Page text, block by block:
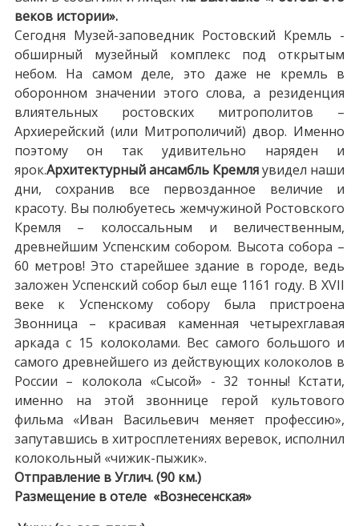
веков истории».
Сегодня Музей-заповедник Ростовский Кремль -
обширный музейный комплекс под открытым
небом. На самом деле, это даже не кремль в
оборонном значении этого слова, а резиденция
влиятельных ростовских митрополитов –
Архиерейский (или Митрополичий) двор. Именно
поэтому он так удивительно наряден и
ярок.Архитектурный ансамбль Кремляувидел наши
дни, сохранив все первозданное величие и
красоту. Вы полюбуетесь жемчужиной Ростовского
Кремля – колоссальным и величественным,
древнейшим Успенским собором. Высота собора –
60 метров! Это старейшее здание в городе, ведь
заложен Успенский собор был еще 1161 году. В XVII
веке к Успенскому собору была пристроена
Звонница – красивая каменная четырехглавая
аркада с 15 колоколами. Вес самого большого и
самого древнейшего из действующих колоколов в
России – колокола «Сысой» - 32 тонны! Кстати,
именно на этой звоннице герой культового
фильма «Иван Васильевич меняет профессию»,
запутавшись в хитросплетениях веревок, исполнил
колокольный «чижик-пыжик».
Отправление в Углич. (90 км.)
Размещение в отеле «Вознесенская»